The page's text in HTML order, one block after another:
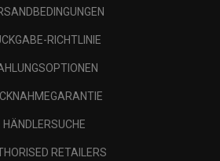
RICHTLINIE
HÄNDLERSUCHE
RETAILERS